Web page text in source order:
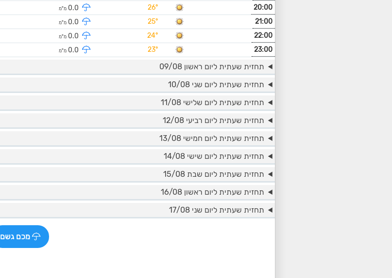
20:00
26° מ"מ
21:00
25° מ"מ
22:00
24° מ"מ
23:00
23° מ"מ
תחזית שעתית ליום ראשון 09/08
תחזית שעתית ליום שני 10/08
תחזית שעתית ליום שלישי 11/08
תחזית שעתית ליום רביעי 12/08
תחזית שעתית ליום חמישי 13/08
תחזית שעתית ליום שישי 14/08
תחזית שעתית ליום שבת 15/08
תחזית שעתית ליום ראשון 16/08
תחזית שעתית ליום שני 17/08
מכם גשם